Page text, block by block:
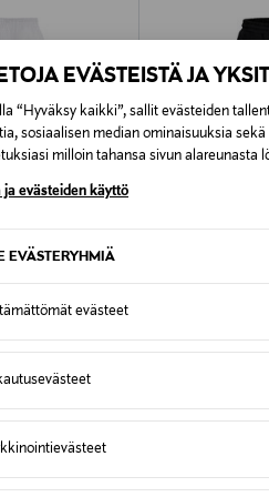
EVÄSTEISTÄ JA
“Hyväksy kaikki”, sallit evästeiden
sosiaalisen median ominaisuuksia
milloin tahansa sivun alareunasta
ja evästeiden käyttö
EVÄSTERYHMIÄ
evästeet
JACK & JONES
JpstKane-